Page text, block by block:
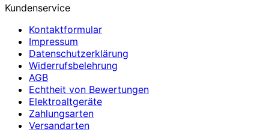
Kundenservice
Kontaktformular
Impressum
Datenschutzerklärung
Widerrufsbelehrung
AGB
Echtheit von Bewertungen
Elektroaltgeräte
Zahlungsarten
Versandarten